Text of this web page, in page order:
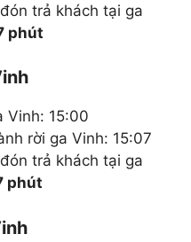
trả khách tại ga
phút
Vinh: 15:00
rời ga Vinh: 15:07
trả khách tại ga
phút